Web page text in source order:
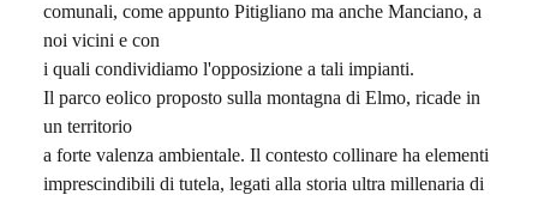
comunali, come appunto Pitigliano ma anche Manciano, a
noi vicini e con
i quali condividiamo l'opposizione a tali impianti.
Il parco eolico proposto sulla montagna di Elmo, ricade in
un territorio
a forte valenza ambientale. Il contesto collinare ha elementi
imprescindibili di tutela, legati alla storia ultra millenaria di